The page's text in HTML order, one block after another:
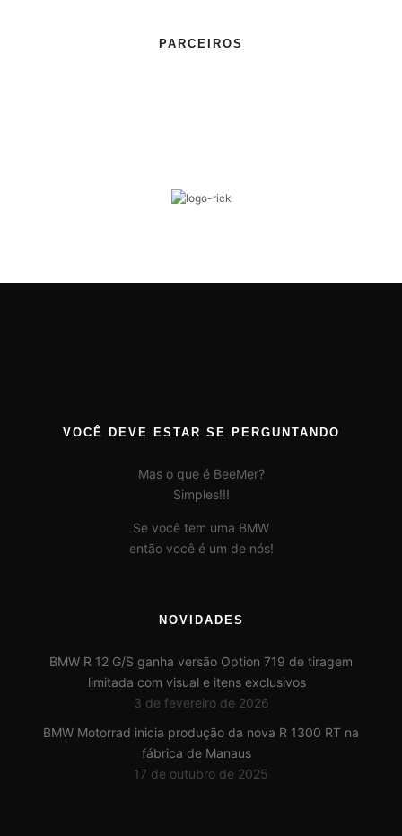
PARCEIROS
VOCÊ DEVE ESTAR SE PERGUNTANDO
Mas o que é BeeMer?
Simples!!!
Se você tem uma BMW
então você é um de nós!
NOVIDADES
BMW R 12 G/S ganha versão Option 719 de tiragem
limitada com visual e itens exclusivos
3 de fevereiro de 2026
BMW Motorrad inicia produção da nova R 1300 RT na
fábrica de Manaus
17 de outubro de 2025